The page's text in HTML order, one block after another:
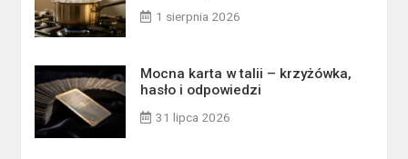
1 sierpnia 2026
Mocna karta w talii – krzyżówka,
hasło i odpowiedzi
31 lipca 2026